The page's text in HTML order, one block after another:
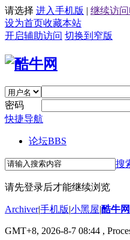
请选择 进入手机版 | 继续访
设为首页收藏本站
开启辅助访问 切换到窄版
密码
快捷导航
论坛BBS
搜
请先登录后才能继续浏览
Archiver|手机版|小黑屋|酷牛网
GMT+8, 2026-8-7 08:44 ,